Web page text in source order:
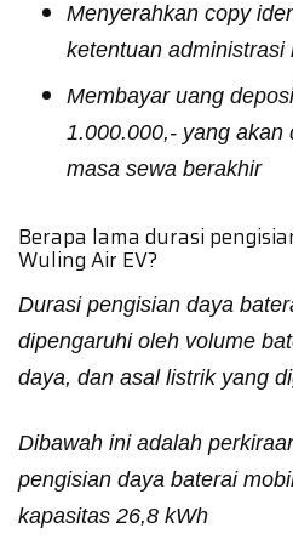
Menyerahkan copy
ketentuan administrasi
Membayar uang
1.000.000,- yang akan
masa sewa berakhir
Berapa lama durasi
Wuling Air EV?
Durasi pengisian daya
dipengaruhi oleh volume
daya, dan asal listrik yang
Dibawah ini adalah
pengisian daya baterai
kapasitas 26,8 kWh